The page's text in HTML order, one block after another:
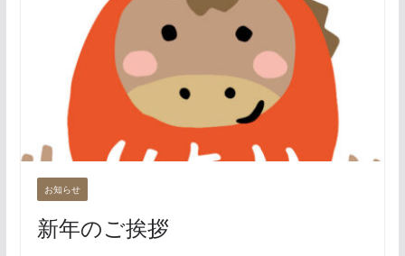
お知らせ
新年のご挨拶